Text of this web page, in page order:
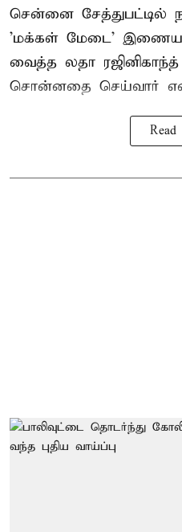
சென்னை சேத்துபட்டில்
'மக்கள் மேடை'
வைத்த லதா ரஜினிகாந்த்
சொன்னதை செய்வார்
Read